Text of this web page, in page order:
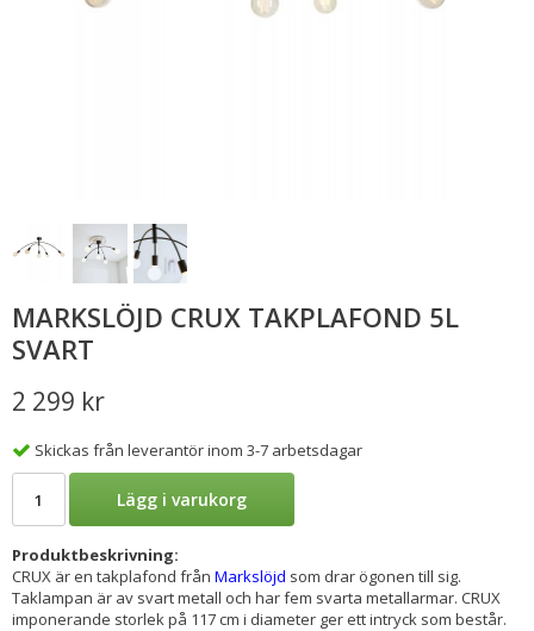
MARKSLÖJD CRUX TAKPLAFOND 5L
SVART
2 299 kr
Skickas från leverantör inom 3-7 arbetsdagar
Lägg i varukorg
Produktbeskrivning:
CRUX är en takplafond från Markslöjd som drar ögonen till sig.
Taklampan är av svart metall och har fem svarta metallarmar. CRUX
imponerande storlek på 117 cm i diameter ger ett intryck som består.